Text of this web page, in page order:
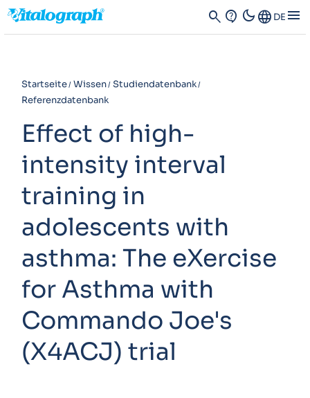
search contact_support dark_modeLanguage DE menu
Startseite Wissen Studiendatenbank
Referenzdatenbank
Effect of high-
intensity interval
training in
adolescents with
asthma: The eXercise
for Asthma with
Commando Joe's
(X4ACJ) trial